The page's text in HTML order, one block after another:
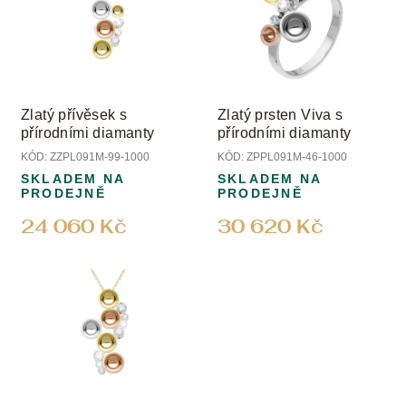
Zlatý přívěsek s
přírodními diamanty
KÓD: ZZPL091M-99-1000
24 060 Kč
SKLADEM NA
PRODEJNĚ
Zlatý prsten Viva s
přírodními diamanty
KÓD: ZPPL091M-46-1000
30 620 Kč
SKLADEM NA
PRODEJNĚ